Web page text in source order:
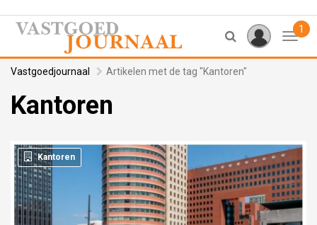
1
Vastgoedjournaal Artikelen met de tag "Kantoren"
Kantoren
Kantoren